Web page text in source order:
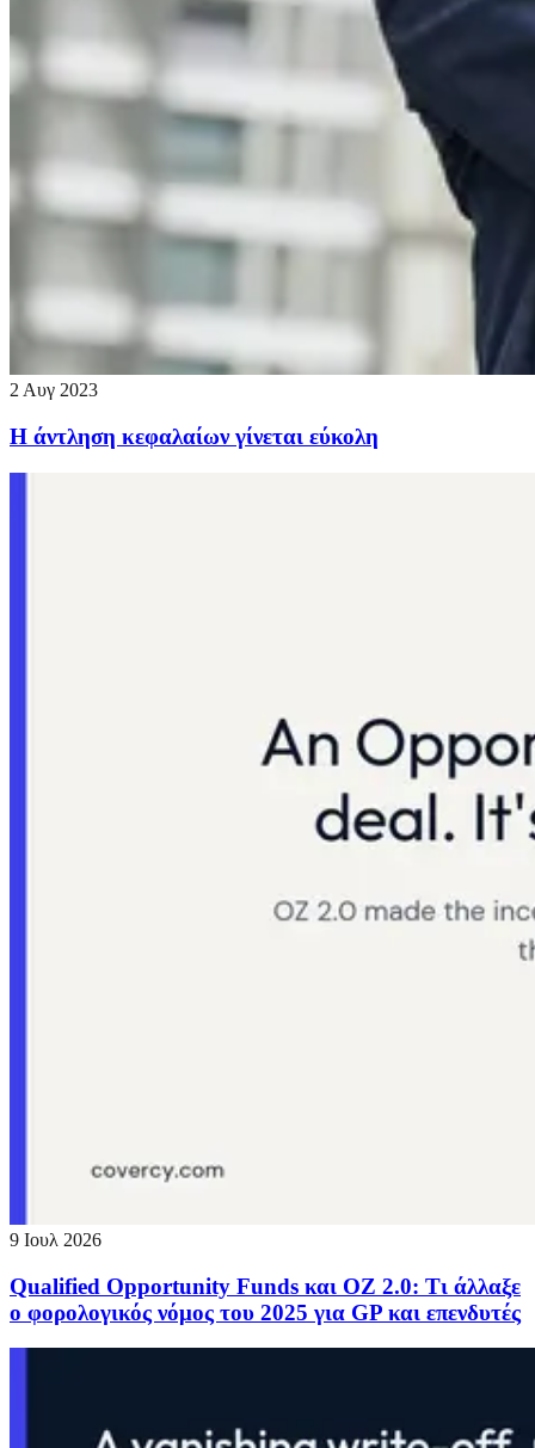
2 Αυγ 2023
Η άντληση κεφαλαίων γίνεται εύκολη
9 Ιουλ 2026
Qualified Opportunity Funds και OZ 2.0: Τι άλλαξε
ο φορολογικός νόμος του 2025 για GP και επενδυτές